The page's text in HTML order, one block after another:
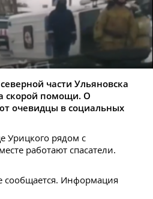
части Ульяновска
скорой помощи. О
очевидцы в социальных
Урицкого рядом с
работают спасатели.
сообщается. Информация